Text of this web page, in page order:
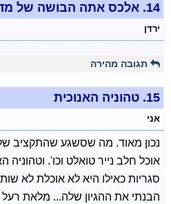
14. אלכס אתה הבושה של
ירדן
תגובה מהירה
15. טהוניה האנוכית
אני
אוכל חלב נייר טואלט וכו'. וטהוניה
סגריות כאילו היא לא אוכלת לא
הבנתי את ההגיון שלה... מלאת רעל